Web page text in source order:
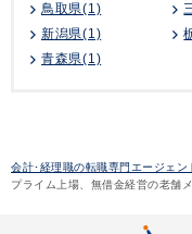
鳥取県(1)
新潟県(1)
青森県(1)
会計･経理職の転職専門エージェン
プライム上場、無借金経営の老舗